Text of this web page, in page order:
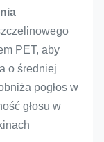
i
PET, aby
o średniej
pogłos w
głosu w